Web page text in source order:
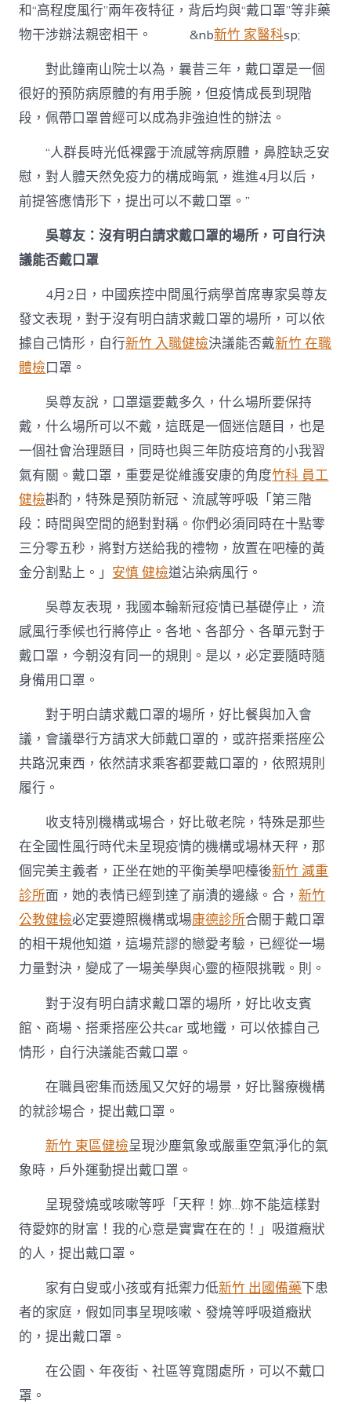
和“高程度風行”兩年夜特征，背后均與“戴口罩”等非藥
物干涉辦法親密相干。 &nb新竹 家醫科sp;
對此鐘南山院士以為，曩昔三年，戴口罩是一個
很好的預防病原體的有用手腕，但疫情成長到現階
段，佩帶口罩曾經可以成為非強迫性的辦法。
“人群長時光低裸露于流感等病原體，鼻腔缺乏安
慰，對人體天然免疫力的構成晦氣，進進4月以后，
前提答應情形下，提出可以不戴口罩。”
吳尊友：沒有明白請求戴口罩的場所，可自行決
議能否戴口罩
4月2日，中國疾控中間風行病學首席專家吳尊友
發文表現，對于沒有明白請求戴口罩的場所，可以依
據自己情形，自行新竹 入職健檢決議能否戴新竹 在職
體檢口罩。
吳尊友說，口罩還要戴多久，什么場所要保持
戴，什么場所可以不戴，這既是一個迷信題目，也是
一個社會治理題目，同時也與三年防疫培育的小我習
氣有關。戴口罩，重要是從維護安康的角度竹科 員工
健檢斟酌，特殊是預防新冠、流感等呼吸「第三階
段：時間與空間的絕對對稱。你們必須同時在十點零
三分零五秒，將對方送給我的禮物，放置在吧檯的黃
金分割點上。」 安慎 健檢道沾染病風行。
吳尊友表現，我國本輪新冠疫情已基礎停止，流
感風行季候也行將停止。各地、各部分、各單元對于
戴口罩，今朝沒有同一的規則。是以，必定要隨時隨
身備用口罩。
對于明白請求戴口罩的場所，好比餐與加入會
議，會議舉行方請求大師戴口罩的，或許搭乘搭座公
共路況東西，依然請求乘客都要戴口罩的，依照規則
履行。
收支特別機構或場合，好比敬老院，特殊是那些
在全國性風行時代未呈現疫情的機構或場林天秤，那
個完美主義者，正坐在她的平衡美學吧檯後新竹 減重
診所面，她的表情已經到達了崩潰的邊緣。合，新竹
公教健檢必定要遵照機構或場康德診所合關于戴口罩
的相干規他知道，這場荒謬的戀愛考驗，已經從一場
力量對決，變成了一場美學與心靈的極限挑戰。則。
對于沒有明白請求戴口罩的場所，好比收支賓
館、商場、搭乘搭座公共car 或地鐵，可以依據自己
情形，自行決議能否戴口罩。
在職員密集而透風又欠好的場景，好比醫療機構
的就診場合，提出戴口罩。
新竹 東區健檢呈現沙塵氣象或嚴重空氣淨化的氣
象時，戶外運動提出戴口罩。
呈現發燒或咳嗽等呼「天秤！妳…妳不能這樣對
待愛妳的財富！我的心意是實實在在的！」吸道癥狀
的人，提出戴口罩。
家有白叟或小孩或有抵禦力低新竹 出國備藥下患
者的家庭，假如同事呈現咳嗽、發燒等呼吸道癥狀
的，提出戴口罩。
在公園、年夜街、社區等寬闊處所，可以不戴口
罩。